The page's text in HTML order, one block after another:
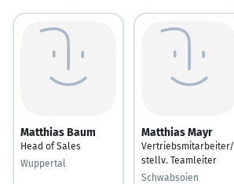
Matthias Baum
Head of Sales
Wuppertal
Matthias Mayr
Vertriebsmitarbeiter/
stellv. Teamleiter
Schwabsoien